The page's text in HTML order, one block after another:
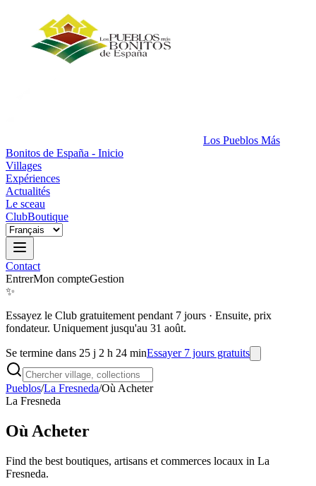
Los Pueblos Más
Bonitos de España - Inicio
Villages
Expériences
Actualités
Le sceau
ClubBoutique
Contact
EntrerMon compteGestion
✨
Essayez le Club gratuitement pendant 7 jours · Ensuite, prix
fondateur. Uniquement jusqu'au 31 août.
Se termine dans 25 j 2 h 24 minEssayer 7 jours gratuits
Pueblos/La Fresneda/Où Acheter
La Fresneda
Où Acheter
Find the best boutiques, artisans et commerces locaux in La
Fresneda.